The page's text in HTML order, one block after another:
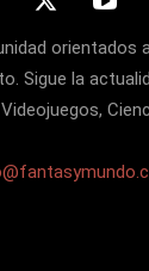
orientados
Sigue la